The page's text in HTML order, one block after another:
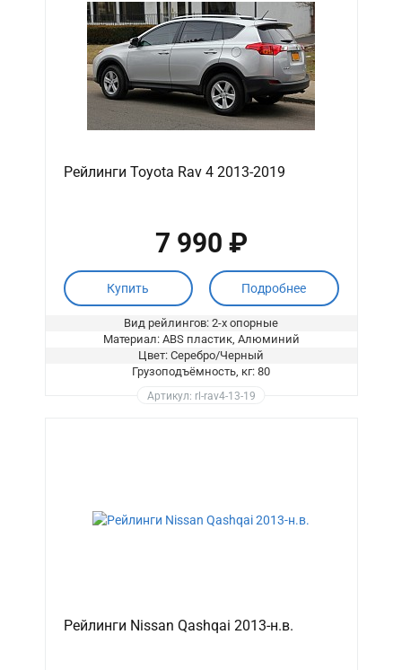
Рейлинги Toyota Rav 4 2013-2019
7 990 ₽
Купить Подробнее
Вид рейлингов: 2-х опорные
Материал: ABS пластик, Алюминий
Цвет: Серебро/Черный
Грузоподъёмность, кг: 80
Артикул: rl-rav4-13-19
Рейлинги Nissan Qashqai 2013-н.в.